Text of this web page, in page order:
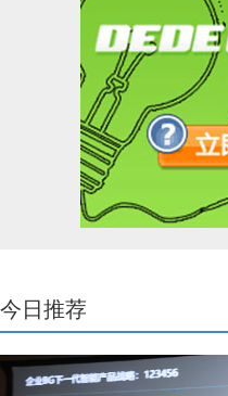
今日推荐